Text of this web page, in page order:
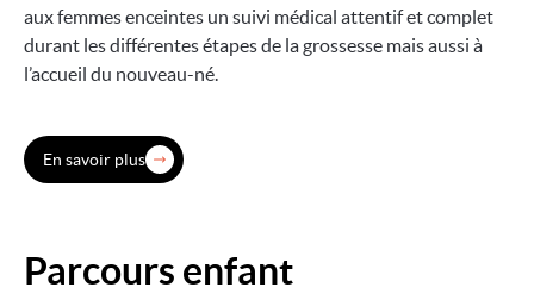
aux femmes enceintes un suivi médical attentif et complet
durant les différentes étapes de la grossesse mais aussi à
l’accueil du nouveau-né.
En savoir plus
Image
Parcours enfant